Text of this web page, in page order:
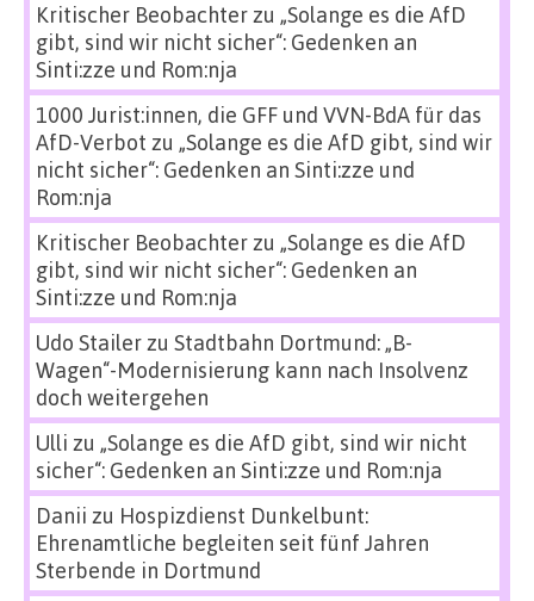
Kritischer Beobachterzu „Solange es die AfD
gibt, sind wir nicht sicher“: Gedenken an
Sinti:zze und Rom:nja
1000 Jurist:innen, die GFF und VVN-BdA für das
AfD-Verbot zu „Solange es die AfD gibt, sind wir
nicht sicher“: Gedenken an Sinti:zze und
Rom:nja
Kritischer Beobachterzu „Solange es die AfD
gibt, sind wir nicht sicher“: Gedenken an
Sinti:zze und Rom:nja
Udo Stailerzu Stadtbahn Dortmund: „B-
Wagen“-Modernisierung kann nach Insolvenz
doch weitergehen
Ulli zu „Solange es die AfD gibt, sind wir nicht
sicher“: Gedenken an Sinti:zze und Rom:nja
Danii zu Hospizdienst Dunkelbunt:
Ehrenamtliche begleiten seit fünf Jahren
Sterbende in Dortmund